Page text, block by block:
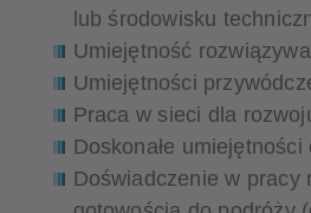
lub środowisku
Umiejętność
Umiejętności
Praca w sieci dla
Doskonałe
Doświadczenie w pracy